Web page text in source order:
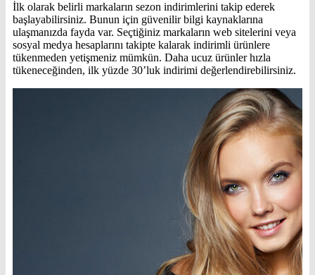
İlk olarak belirli markaların sezon indirimlerini takip ederek
başlayabilirsiniz. Bunun için güvenilir bilgi kaynaklarına
ulaşmanızda fayda var. Seçtiğiniz markaların web sitelerini veya
sosyal medya hesaplarını takipte kalarak indirimli ürünlere
tükenmeden yetişmeniz mümkün. Daha ucuz ürünler hızla
tükeneceğinden, ilk yüzde 30’luk indirimi değerlendirebilirsiniz.